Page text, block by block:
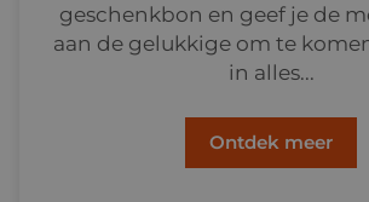
geschenkbon en geef je de
aan de gelukkige om te
in alles...
Ontdek meer